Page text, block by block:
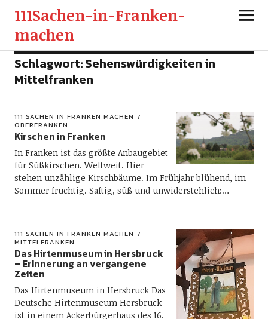
111Sachen-in-Franken-
machen
Schlagwort:Sehenswürdigkeiten in
Mittelfranken
111 SACHEN IN FRANKEN MACHEN
OBERFRANKEN
Kirschen in Franken
In Franken ist das größte Anbaugebiet
für Süßkirschen. Weltweit. Hier
stehen unzählige Kirschbäume. Im Frühjahr blühend, im
Sommer fruchtig. Saftig, süß und unwiderstehlich:…
111 SACHEN IN FRANKEN MACHEN
MITTELFRANKEN
Das Hirtenmuseum in Hersbruck
– Erinnerung an vergangene
Zeiten
Das Hirtenmuseum in Hersbruck Das
Deutsche Hirtenmuseum Hersbruck
ist in einem Ackerbürgerhaus des 16.